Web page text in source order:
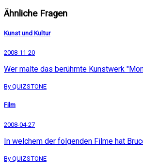
Ähnliche Fragen
Kunst und Kultur
2008-11-20
Wer malte das berühmte Kunstwerk
By QUIZSTONE
Film
2008-04-27
In welchem der folgenden Filme hat
By QUIZSTONE